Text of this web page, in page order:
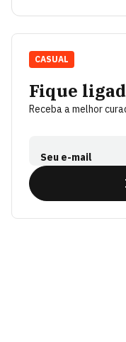
Fique
Receba a melhor
Seu e-mail
CASUAL